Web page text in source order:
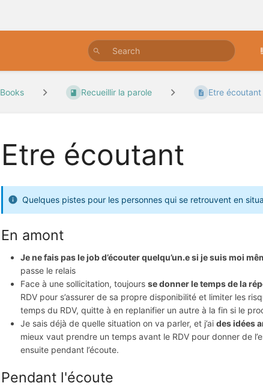
Books Recueillir la parole Etre écoutant
Etre écoutant
Quelques pistes pour les personnes qui se retrouvent en
En amont
Je ne fais pas le job d’écouter quelqu’un.e si je suis moi
passe le relais
Face à une sollicitation, toujours se donner le temps de la
RDV pour s’assurer de sa propre disponibilité et limiter les
temps du RDV, quitte à en replanifier un autre à la fin si le
Je sais déjà de quelle situation on va parler, et j’ai des idées
mieux vaut prendre un temps avant le RDV pour donner de
ensuite pendant l’écoute.
Pendant l'écoute